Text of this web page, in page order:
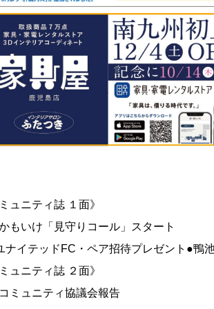
ュニティ誌 １面》
もいけ「見守りコール」スタート
ナイテッドFC・ペア招待プレゼント●鴨
ュニティ誌 ２面》
ミュニティ協議会報告